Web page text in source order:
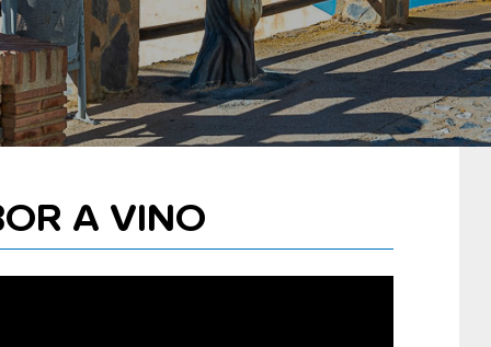
A VINO